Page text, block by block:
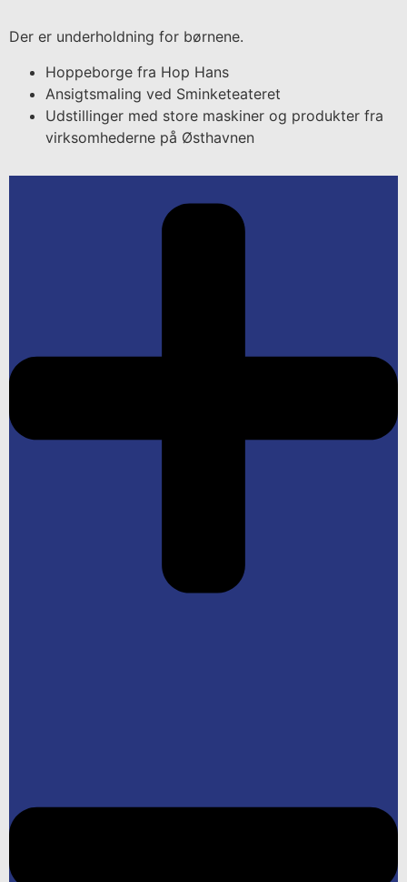
Der er underholdning for børnene.
Hoppeborge fra Hop Hans
Ansigtsmaling ved Sminketeateret
Udstillinger med store maskiner og produkter fra
virksomhederne på Østhavnen